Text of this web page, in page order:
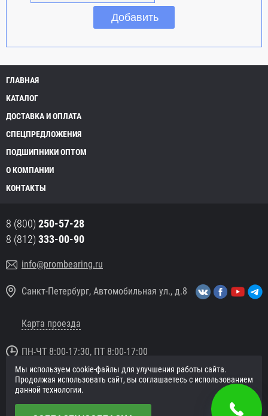
ГЛАВНАЯ
КАТАЛОГ
ДОСТАВКА И ОПЛАТА
СПЕЦПРЕДЛОЖЕНИЯ
ПОДШИПНИКИ ОПТОМ
О КОМПАНИИ
КОНТАКТЫ
8 (800) 250-57-28
8 (812) 333-00-90
info@prombearing.ru
Санкт-Петербург, Автомобильная ул., д.8
Карта проезда
ПН-ЧТ 8:00-17:30, ПТ 8:00-17:00
© 2016 «PromBearing.ru»
Подшипники оптом и в розницу.
Мы используем cookie-файлы для улучшения работы сайта.
Продолжая использовать сайт, вы соглашаетесь с использованием
данной технологии.